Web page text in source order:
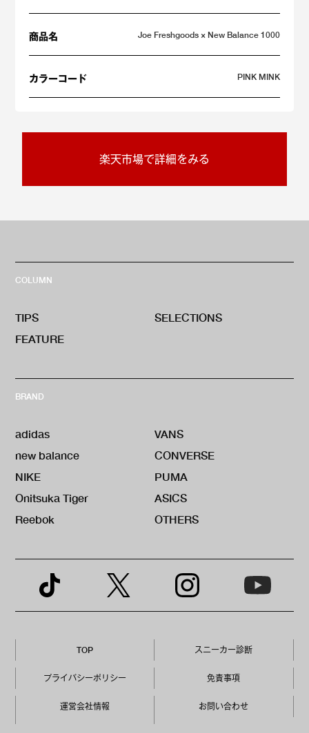
商品名 Joe Freshgoods × New Balance 1000
カラーコード PINK MINK
楽天市場で詳細をみる
COLUMN
TIPS
SELECTIONS
FEATURE
BRAND
adidas
VANS
new balance
CONVERSE
NIKE
PUMA
Onitsuka Tiger
ASICS
Reebok
OTHERS
TOP スニーカー診断
プライバシーポリシー 免責事項
運営会社情報 お問い合わせ